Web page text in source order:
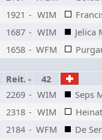
1921 - WIM
1687 - WIM
Jelica
1658 - WFM
Reit. - 42
2269 - WIM
Seps
2318 - WIM
2184 - WFM
De